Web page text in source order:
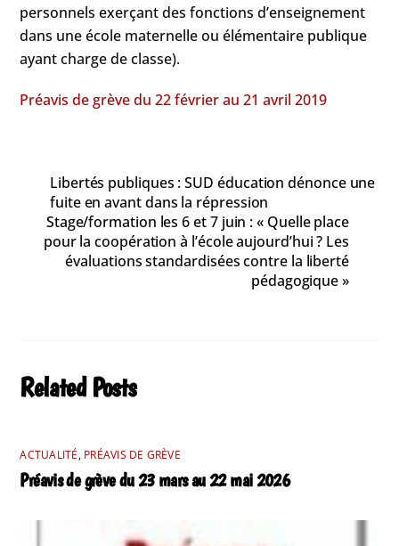
personnels exerçant des fonctions d’enseignement
dans une école maternelle ou élémentaire publique
ayant charge de classe).
Préavis de grève du 22 février au 21 avril 2019
Libertés publiques : SUD éducation dénonce une
fuite en avant dans la répression
Stage/formation les 6 et 7 juin : « Quelle place
pour la coopération à l’école aujourd’hui ? Les
évaluations standardisées contre la liberté
pédagogique »
Related Posts
ACTUALITÉ, PRÉAVIS DE GRÈVE
Préavis de grève du 23 mars au 22 mai 2026